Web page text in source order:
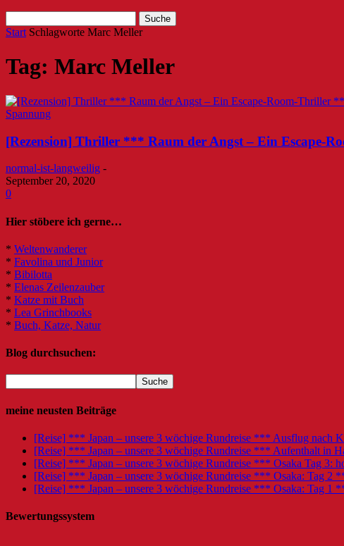
Start Schlagworte Marc Meller
Tag: Marc Meller
Spannung
[Rezension] Thriller *** Raum der Angst – Ein Escape-
normal-ist-langweilig -
September 20, 2020
0
Hier stöbere ich gerne…
* Weltenwanderer
* Favolina und Junior
* Bibilotta
* Elenas Zeilenzauber
* Katze mit Buch
* Lea Grinchbooks
* Buch, Katze, Natur
Blog durchsuchen:
meine neusten Beiträge
[Reise] *** Japan – unsere 3 wöchige Rundreise *** Ausflug nach
[Reise] *** Japan – unsere 3 wöchige Rundreise *** Aufenthalt in
[Reise] *** Japan – unsere 3 wöchige Rundreise *** Osaka Tag 3:
[Reise] *** Japan – unsere 3 wöchige Rundreise *** Osaka: Tag 2
[Reise] *** Japan – unsere 3 wöchige Rundreise *** Osaka: Tag 1
Bewertungssystem